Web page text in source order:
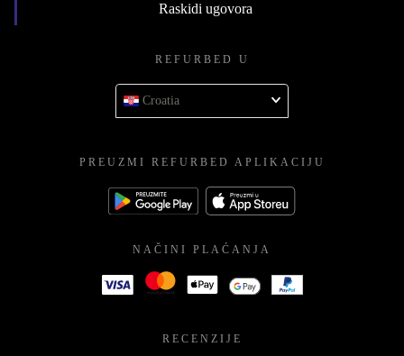
Raskidi ugovora
REFURBED U
Croatia
PREUZMI REFURBED APLIKACIJU
NAČINI PLAĆANJA
RECENZIJE